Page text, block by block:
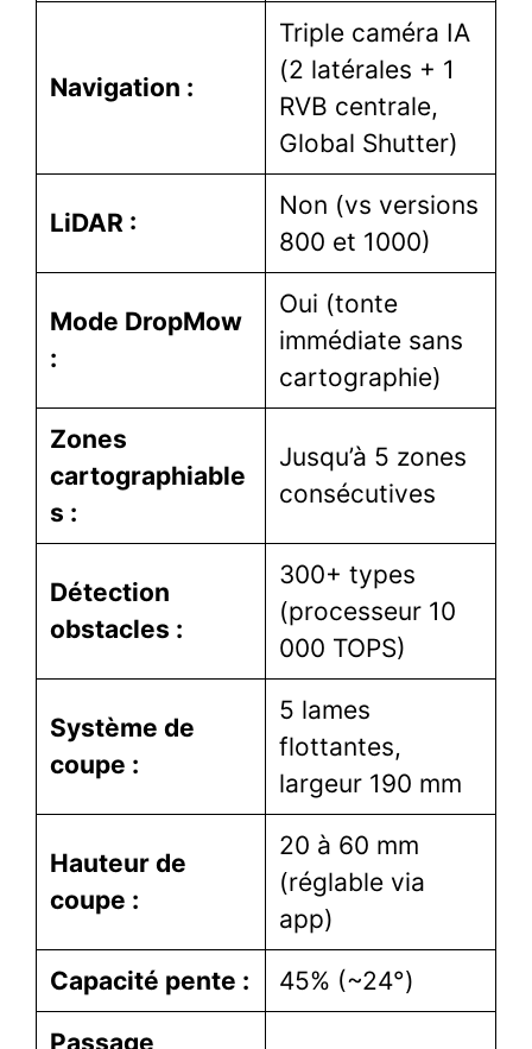
Navigation :
Triple caméra IA
(2 latérales + 1
RVB centrale,
Global Shutter)
LiDAR :
Non (vs versions
800 et 1000)
Mode DropMow
:
Oui (tonte
immédiate sans
cartographie)
Zones
cartographiable
s :
Jusqu’à 5 zones
consécutives
Détection
obstacles :
300+ types
(processeur 10
000 TOPS)
Système de
coupe :
5 lames
flottantes,
largeur 190 mm
Hauteur de
coupe :
20 à 60 mm
(réglable via
app)
Capacité pente : 45% (~24°)
Passage